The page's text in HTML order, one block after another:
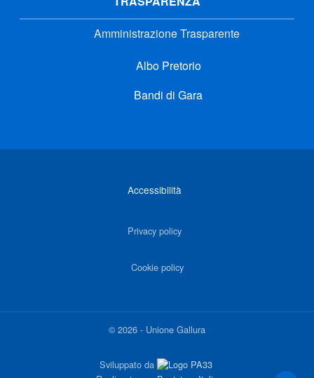
Amministrazione Trasparente
Albo Pretorio
Bandi di Gara
Accessibilità
Privacy policy
Cookie policy
©2026 - Unione Gallura
Sviluppato da